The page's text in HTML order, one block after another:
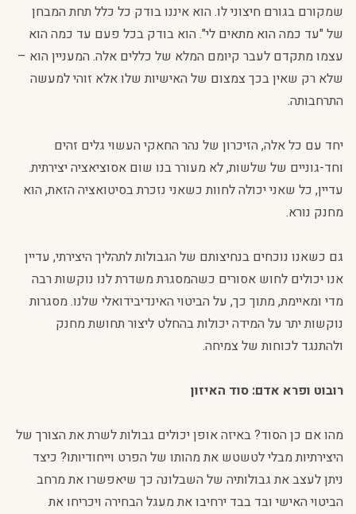
שמקורם בגורם חיצוני לו. הוא איננו בודק כל כלל תחת המבחן
של "עד כמה הוא מתאים לי". הוא בודק בכל פעם עד כמה הוא
עצמו מתקדם לעבר קיומם המלא של כללים אלה. המעניין הוא –
שלא רק שאין בכך צמצום של האישיות שלו אלא זוהי למעשה
התרחבותה.
יחד עם כל אלה, הזיכרון של נהר החאקי העשוי גלים זהים
וחד-גוניים של שלשות, לא מעורר בנו שום אסוציאציה יצירתית.
עדיין, כל שאני יכולה לחוות כשאני נזכרת בסיטואציה הזאת, הוא
מחנק נורא.
גם כשאנו נוכחים בנחיצותם של הגבולות לתהליך היצירתי, עדיין
אנו יכולים לחוש אסורים כשהמסגרת משדרת לנו נוקשות רבה
מדי ומאיימת, מתוך כך, על הביטוי האינדיבידואלי שלנו. מסגרות
נוקשות יתר על המידה יכולות בהחלט ליצור תחושת מחנק
ולהתנגד לכוחות של צמיחה.
רובוט ופרא אדם: סוד האיזון
מהו אם כן הסוד? באיזה אופן יכולים גבולות לשרת את הצורך של
היצירתיות מבלי לטשטש את מהותו של הפרט וייחודיותו? כיצד
ניתן לעצב את גבולותיה של השבלונה כך שיאפשרו את מרחב
הביטוי האישי ובד בבד ירחיבו את מעגל הבחירה ויכריחו את